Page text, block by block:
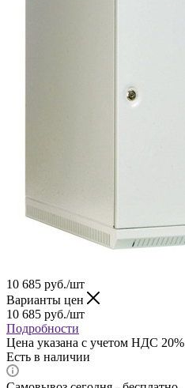
10 685 руб./шт
Варианты цен
10 685 руб./шт
Подробности
Цена указана с учетом НДС 20%
Есть в наличии